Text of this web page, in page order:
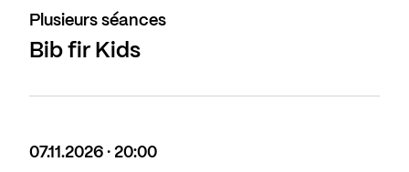
Plusieurs séances
Bib fir Kids
07.11.2026 · 20:00